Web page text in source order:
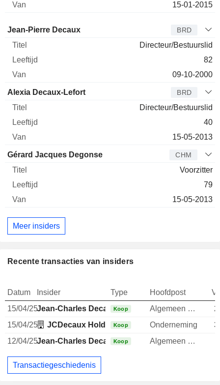
15-01-2015
Bestuurder Titel Leeftijd
Jean-Pierre Decaux BRD
Directeur/Bestuurslid
82
09-10-2000
Alexia Decaux-Lefort BRD
Directeur/Bestuurslid
40
15-05-2013
Gérard Jacques Degonse CHM
Voorzitter
79
15-05-2013
Meer insiders
Recente transacties van insiders
Datum Insider Type Hoofdpost
15/04/25Jean-Charles DecauxKoop Algemeen directeur
15/04/25
JCDecaux Holding SAS
Koop Onderneming
12/04/25Jean-Charles DecauxKoop Algemeen directeur
Transactiegeschiedenis